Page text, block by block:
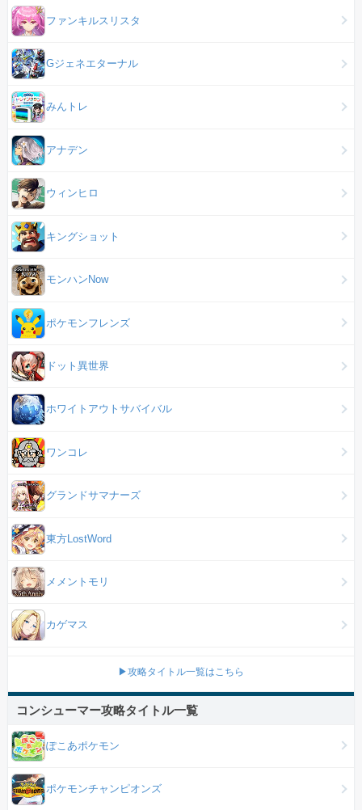
ファンキルスリスタ
Gジェネエターナル
みんトレ
アナデン
ウィンヒロ
キングショット
モンハンNow
ポケモンフレンズ
ドット異世界
ホワイトアウトサバイバル
ワンコレ
グランドサマナーズ
東方LostWord
メメントモリ
カゲマス
▶攻略タイトル一覧はこちら
コンシューマー攻略タイトル一覧
ぽこあポケモン
ポケモンチャンピオンズ